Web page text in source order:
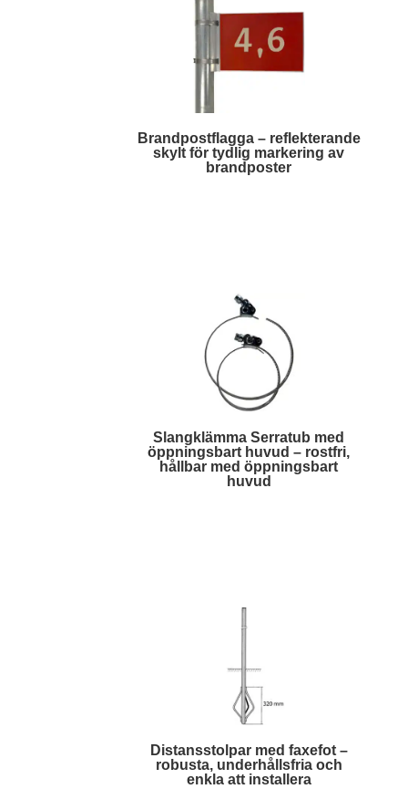
Brandpostflagga – reflekterande
skylt för tydlig markering av
brandposter
Slangklämma Serratub med
öppningsbart huvud – rostfri,
hållbar med öppningsbart
huvud
Distansstolpar med faxefot –
robusta, underhållsfria och
enkla att installera